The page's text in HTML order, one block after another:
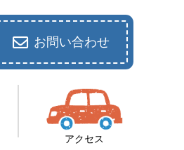
お問い合わせ
アクセス